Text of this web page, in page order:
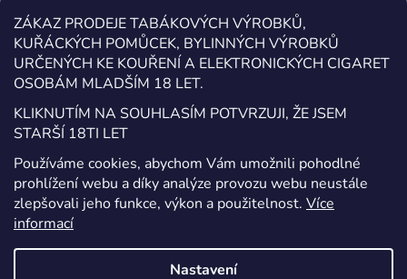
ZÁKAZ PRODEJE TABÁKOVÝCH VÝROBKŮ,
KUŘÁCKÝCH POMŮCEK, BYLINNÝCH VÝROBKŮ
URČENÝCH KE KOUŘENÍ A ELEKTRONICKÝCH CIGARET
OSOBÁM MLADŠÍM 18 LET.
KLIKNUTÍM NA SOUHLASÍM POTVRZUJI, ŽE JSEM
STARŠÍ 18TI LET
Používáme cookies, abychom Vám umožnili pohodlné
prohlížení webu a díky analýze provozu webu neustále
zlepšovali jeho funkce, výkon a použitelnost. Více
informací
Nastavení
Odebírat newsletter
Vložte svůj e-mail a my vám budeme zasílat informace o
nových produktech na našem e-shopu.
E-mail
Vložením e-mailu souhlasíte s
podmínkami ochrany
osobních údajů
PŘIHLÁSIT SE